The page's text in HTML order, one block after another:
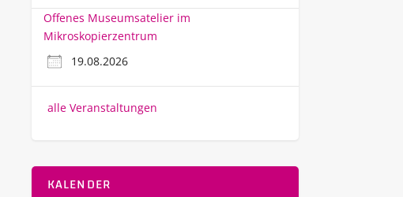
Offenes Museumsatelier im
Mikroskopierzentrum
19.08.2026
alle Veranstaltungen
KALENDER